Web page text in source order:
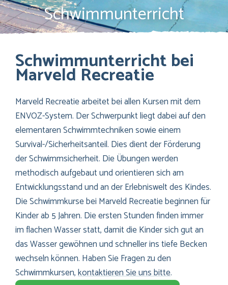
Schwimmunterricht
Schwimmunterricht bei
Marveld Recreatie
Marveld Recreatie arbeitet bei allen Kursen mit dem
ENVOZ-System. Der Schwerpunkt liegt dabei auf den
elementaren Schwimmtechniken sowie einem
Survival-/Sicherheitsanteil. Dies dient der Förderung
der Schwimmsicherheit. Die Übungen werden
methodisch aufgebaut und orientieren sich am
Entwicklungsstand und an der Erlebniswelt des Kindes.
Die Schwimmkurse bei Marveld Recreatie beginnen für
Kinder ab 5 Jahren. Die ersten Stunden finden immer
im flachen Wasser statt, damit die Kinder sich gut an
das Wasser gewöhnen und schneller ins tiefe Becken
wechseln können. Haben Sie Fragen zu den
Schwimmkursen,kontaktieren Sie uns bitte.